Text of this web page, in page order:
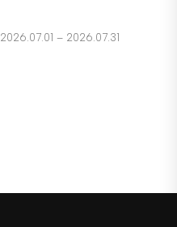
2026.07.01 – 2026.07.31